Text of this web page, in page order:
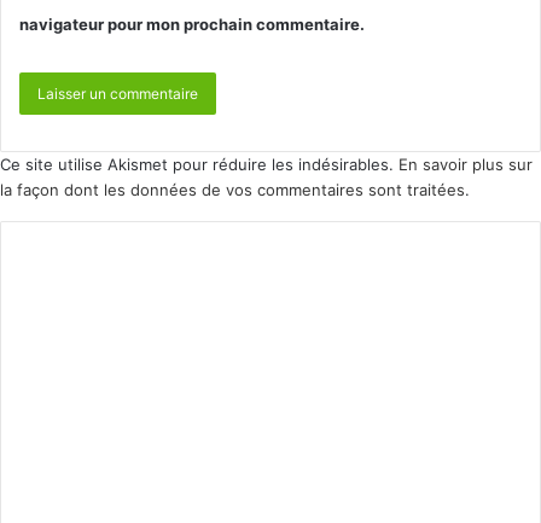
navigateur pour mon prochain commentaire.
Ce site utilise Akismet pour réduire les indésirables. En savoir plus sur
la façon dont les données de vos commentaires sont traitées.